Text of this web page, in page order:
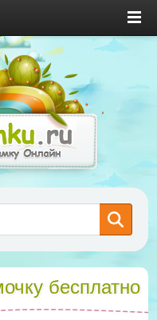
бесплатно